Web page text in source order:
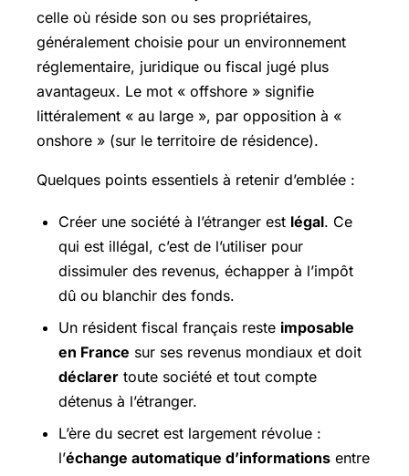
celle où réside son ou ses propriétaires,
généralement choisie pour un environnement
réglementaire, juridique ou fiscal jugé plus
avantageux. Le mot « offshore » signifie
littéralement « au large », par opposition à «
onshore » (sur le territoire de résidence).
Quelques points essentiels à retenir d’emblée :
Créer une société à l’étranger est légal. Ce
qui est illégal, c’est de l’utiliser pour
dissimuler des revenus, échapper à l’impôt
dû ou blanchir des fonds.
Un résident fiscal français reste imposable
en France sur ses revenus mondiaux et doit
déclarer toute société et tout compte
détenus à l’étranger.
L’ère du secret est largement révolue :
l’échange automatique d’informations entre